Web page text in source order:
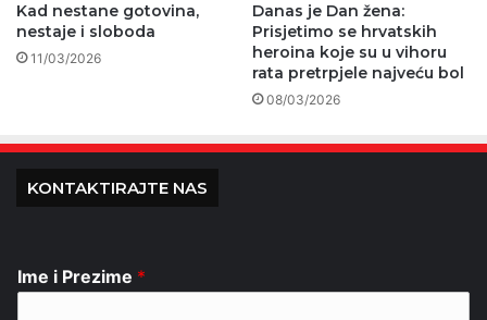
Kad nestane gotovina,
nestaje i sloboda
11/03/2026
Danas je Dan žena:
Prisjetimo se hrvatskih
heroina koje su u vihoru
rata pretrpjele najveću bol
08/03/2026
KONTAKTIRAJTE NAS
Ime i Prezime *